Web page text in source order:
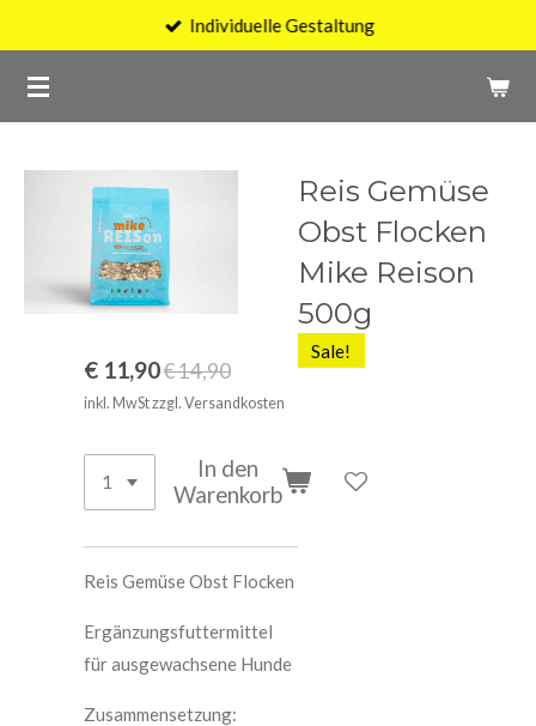
springen
Individuelle Gestaltung
Reis Gemüse
Obst Flocken
Mike Reison
500g
Sale!
€ 11,90€ 14,90
inkl. MwSt zzgl. Versandkosten
In den
Warenkorb
Reis Gemüse Obst Flocken
Ergänzungsfuttermittel
für ausgewachsene Hunde
Zusammensetzung: